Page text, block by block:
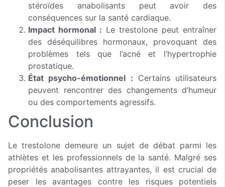
stéroïdes anabolisants peut avoir des
conséquences sur la santé cardiaque.
Impact hormonal : Le trestolone peut entraîner
des déséquilibres hormonaux, provoquant des
problèmes tels que l’acné et l’hypertrophie
prostatique.
État psycho-émotionnel : Certains utilisateurs
peuvent rencontrer des changements d’humeur
ou des comportements agressifs.
Conclusion
Le trestolone demeure un sujet de débat parmi les
athlètes et les professionnels de la santé. Malgré ses
propriétés anabolisantes attrayantes, il est crucial de
peser les avantages contre les risques potentiels